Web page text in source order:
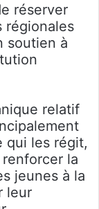
réserver
régionales
soutien à
relatif
qui les régit,
la
jeunes à la
leur